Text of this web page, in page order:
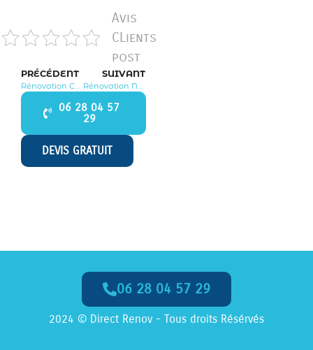
Appelez-Nous dès Maintenant
06 28 04 57 29
Avis
CLients
post
PRÉCÉDENT
Rénovation Chevry Cossigny 77173
SUIVANT
Rénovation Nandy 77176
06 28 04 57
29
DEVIS GRATUIT
06 28 04 57 29
2024 © Direct Renov - Tous droits Résérvés